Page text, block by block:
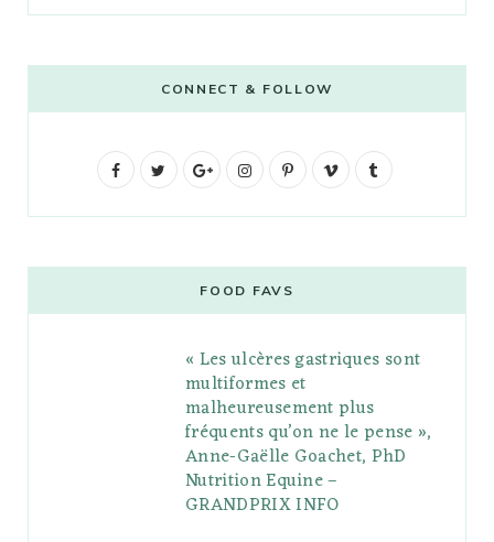
CONNECT & FOLLOW
F
b
t
G
g
l
e
P
l
s
I
t
a
g
r
a
m
P
e
r
e
s
V
o
l
r
FOOD FAVS
« Les ulcères gastriques sont
multiformes et
malheureusement plus
fréquents qu’on ne le pense »,
Anne-Gaëlle Goachet, PhD
Nutrition Equine –
GRANDPRIX INFO